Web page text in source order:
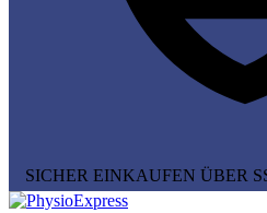
SICHER EINKAUFEN ÜBER